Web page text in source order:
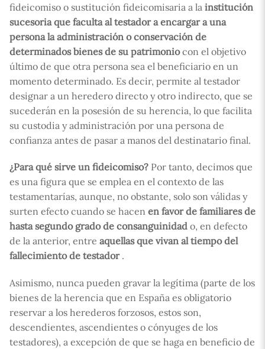
fideicomiso o sustitución fideicomisaria a la institución
sucesoriaque faculta al testador a encargar a una
persona la administración o conservación de
determinados bienes de su patrimoniocon el objetivo
último de que otra persona sea el beneficiario en un
momento determinado. Es decir, permite al testador
designar a un heredero directo y otro indirecto, que se
sucederán en la posesión de su herencia, lo que facilita
su custodia y administración por una persona de
confianza antes de pasar a manos del destinatario final.
¿Para qué sirve un fideicomiso? Por tanto, decimos que
es una figura que se emplea en el contexto de las
testamentarías, aunque, no obstante, solo son válidas y
surten efecto cuando se hacen en favor de familiares de
hasta segundo grado de consanguinidad o, en defecto
de la anterior, entre aquellas que vivan al tiempo del
fallecimiento de testador .
Asimismo, nunca pueden gravar la legítima (parte de los
bienes de la herencia que en España es obligatorio
reservar a los herederos forzosos, estos son,
descendientes, ascendientes o cónyuges de los
testadores), a excepción de que se haga en beneficio de